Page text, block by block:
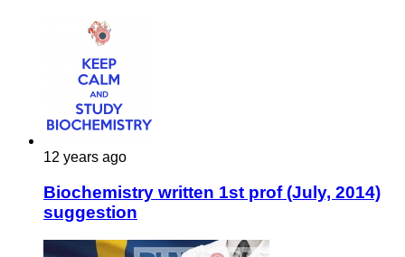
12 years ago
Biochemistry written 1st prof (July, 2014)
suggestion